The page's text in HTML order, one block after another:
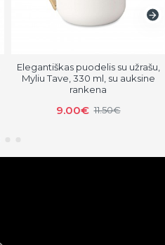
Elegantiškas puodelis su užrašu,
Myliu Tave, 330 ml, su auksine
rankena
9.00€ 11.50€